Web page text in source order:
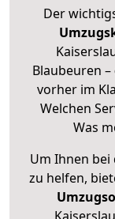
Der
Blaubeuren –
vorher im
Welchen
Was
Um Ihnen
zu helfen,